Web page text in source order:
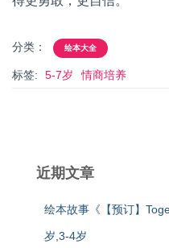
分类： 绘本大全
标签: 5-7岁 情商培养
近期文章
绘本故事《【预订】
岁,3-4岁